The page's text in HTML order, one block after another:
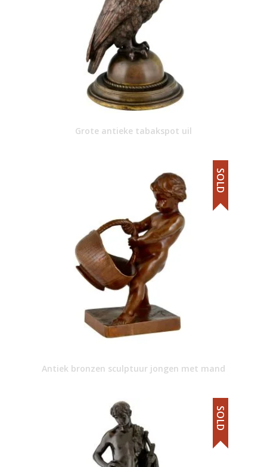
Grote antieke tabakspot uil
Antiek bronzen sculptuur jongen met mand
SOLD
SOLD